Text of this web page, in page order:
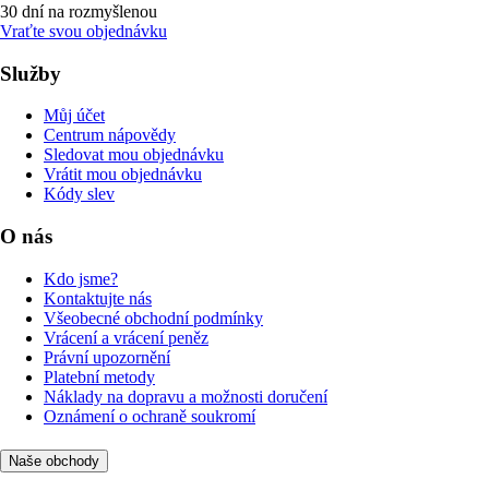
30 dní na rozmyšlenou
Vraťte svou objednávku
Služby
Můj účet
Centrum nápovědy
Sledovat mou objednávku
Vrátit mou objednávku
Kódy slev
O nás
Kdo jsme?
Kontaktujte nás
Všeobecné obchodní podmínky
Vrácení a vrácení peněz
Právní upozornění
Platební metody
Náklady na dopravu a možnosti doručení
Oznámení o ochraně soukromí
Naše obchody